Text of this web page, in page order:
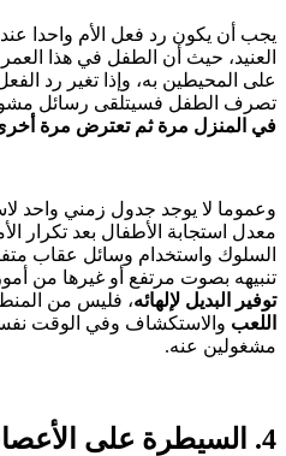
يجب أن يكون رد فعل الأم واحدا
العنيد، حيث أن الطفل في هذا
على المحيطين به، وإذا تغير رد
تصرف الطفل فسيتلقى رسائل
في المنزل مرة ثم تعترض مرة
وعموما لا يوجد جدول زمني واحد
السلوك واستخدام وسائل عقاب
تنبيهه بصوت مرتفع أو غيرها من
توفير البديل لإلهائه، فليس من
اللعب والاستكشاف وفي الوقت
مشغولين عنه.
4. السيطرة على الأعصاب